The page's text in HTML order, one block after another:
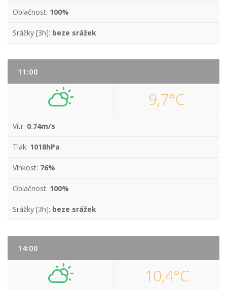
Oblačnost: 100%
Srážky [3h]: beze srážek
11:00
9,7°C
Vítr: 0.74m/s
Tlak: 1018hPa
Vlhkost: 76%
Oblačnost: 100%
Srážky [3h]: beze srážek
14:00
10,4°C